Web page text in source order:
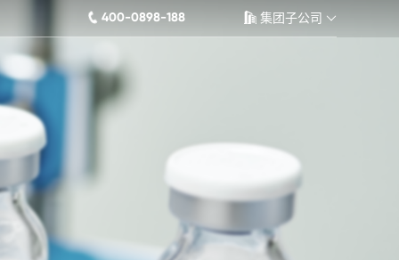
400-0898-188 集团子公司